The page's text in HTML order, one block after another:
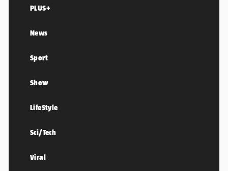
PLUS+
News
Sport
Show
LifeStyle
Sci/Tech
Viral